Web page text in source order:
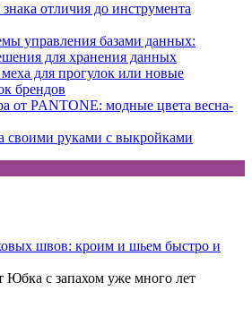
отличия до инструмента
управления базами данных:
для хранения данных
для прогулок или новые
брендов
от PANTONE: модные цвета весна-
своими руками с выкройками
швов: кроим и шьем быстро и
Юбка с запахом уже много лет